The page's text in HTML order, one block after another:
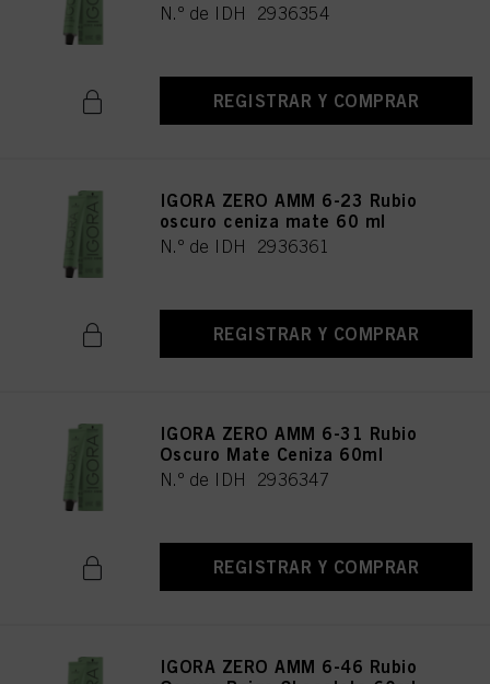
N.º de IDH 2936354
REGISTRAR Y COMPRAR
IGORA ZERO AMM 6-23 Rubio
oscuro ceniza mate 60 ml
N.º de IDH 2936361
REGISTRAR Y COMPRAR
IGORA ZERO AMM 6-31 Rubio
Oscuro Mate Ceniza 60ml
N.º de IDH 2936347
REGISTRAR Y COMPRAR
IGORA ZERO AMM 6-46 Rubio